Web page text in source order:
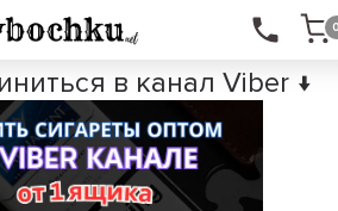
в канал Viber ↓